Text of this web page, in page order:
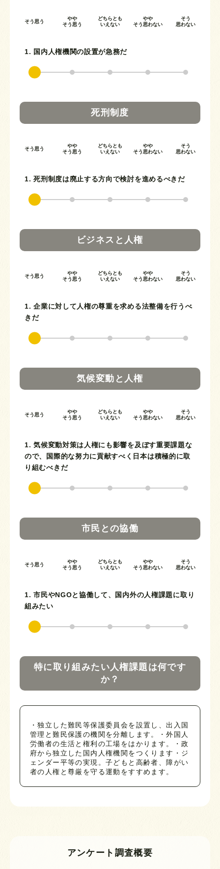
そう思う
やや
そう思う
どちらとも
いえない
やや
そう思わない
そう
思わない
1. 国内人権機関の設置が急務だ
死刑制度
そう思う
やや
そう思う
どちらとも
いえない
やや
そう思わない
そう
思わない
1. 死刑制度は廃止する方向で検討を進めるべきだ
ビジネスと人権
そう思う
やや
そう思う
どちらとも
いえない
やや
そう思わない
そう
思わない
1. 企業に対して人権の尊重を求める法整備を行うべ
きだ
気候変動と人権
そう思う
やや
そう思う
どちらとも
いえない
やや
そう思わない
そう
思わない
1. 気候変動対策は人権にも影響を及ぼす重要課題な
ので、国際的な努力に貢献すべく日本は積極的に取
り組むべきだ
市民との協働
そう思う
やや
そう思う
どちらとも
いえない
やや
そう思わない
そう
思わない
1. 市民やNGOと協働して、国内外の人権課題に取り
組みたい
特に取り組みたい人権課題は何です
か？
・独立した難民等保護委員会を設置し、出入国
管理と難民保護の機関を分離します。・外国人
労働者の生活と権利の工場をはかります。・政
府から独立した国内人権機関をつくります・ジ
ェンダー平等の実現。子どもと高齢者、障がい
者の人権と尊厳を守る運動をすすめます。
アンケート調査概要